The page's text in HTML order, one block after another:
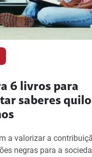
6 livros para
saberes
a valorizar a
negras para a